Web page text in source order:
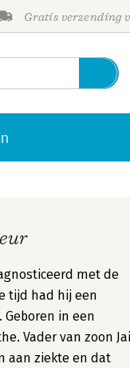
Gratis verzending
met de
tijd had hij een
in een
Vader van zoon
aan ziekte en dat